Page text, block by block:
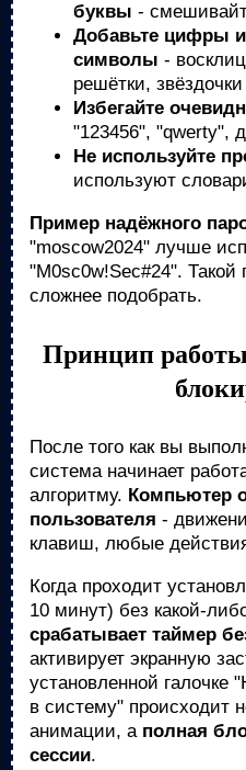
буквы -
Добавьте цифры
символы -
решётки, звёздочки
Избегайте
"123456", "qwerty",
Не используйте
используют
Пример надёжного
"moscow2024" лучше
"M0sc0w!Sec#24". Такой
сложнее подобрать.
Принцип
После того как вы
система начинает
алгоритму. Компьютер
пользователя -
клавиш, любые
Когда проходит
10 минут) без какой-
срабатывает таймер
активирует экранную
установленной галочке
в систему" происходит
анимации, а полная
сессии.